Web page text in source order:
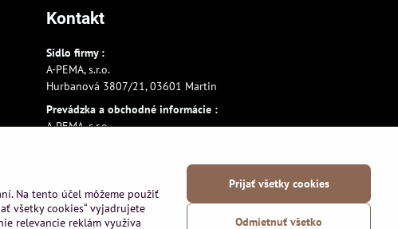
Kontakt
Sídlo firmy :
A-PEMA, s.r.o.
Hurbanová 3807/21, 03601 Martin
Prevádzka a obchodné informácie :
A-PEMA, s.r.o.
+421 903 807209
Na tento účel môžeme použiť
všetky cookies“ vyjadrujete
relevancie reklám využíva
Prijať všetky cookies
Odmietnuť všetko